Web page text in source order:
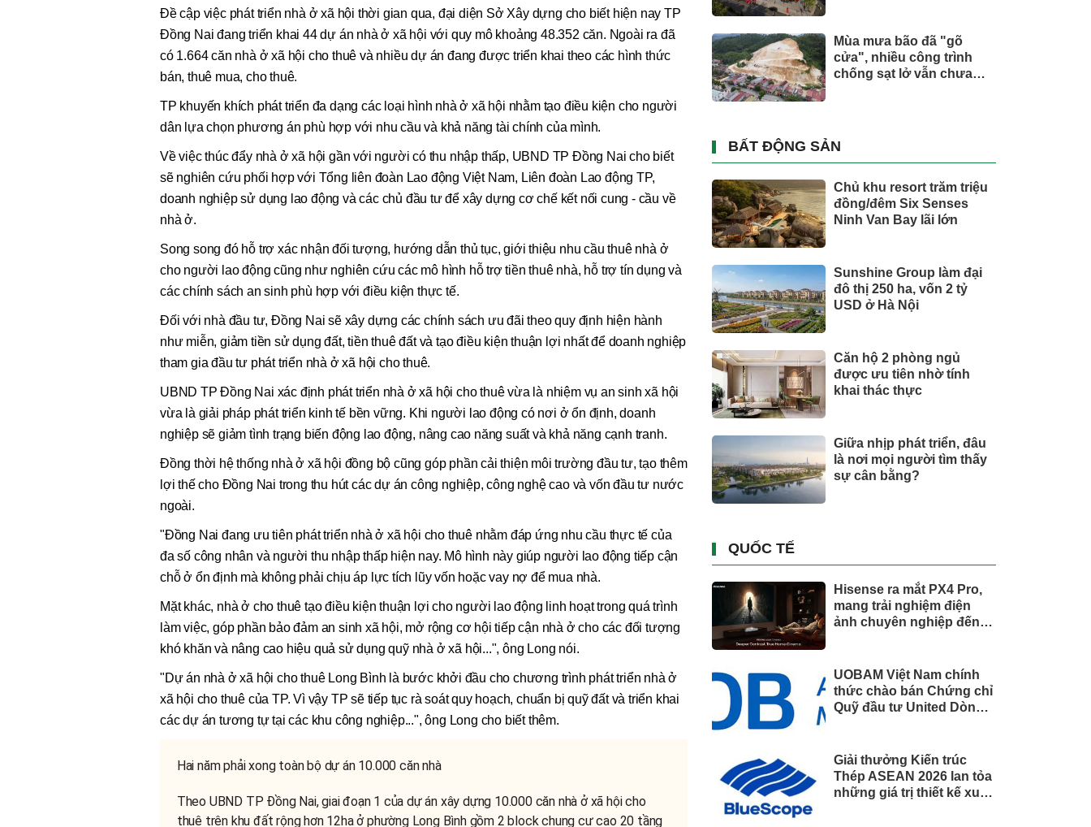
Đề cập việc phát triển nhà ở xã hội thời gian qua, đại diện Sở Xây dựng cho biết hiện nay TP
Đồng Nai đang triển khai 44 dự án nhà ở xã hội với quy mô khoảng 48.352 căn. Ngoài ra đã
có 1.664 căn nhà ở xã hội cho thuê và nhiều dự án đang được triển khai theo các hình thức
bán, thuê mua, cho thuê.
TP khuyến khích phát triển đa dạng các loại hình nhà ở xã hội nhằm tạo điều kiện cho người
dân lựa chọn phương án phù hợp với nhu cầu và khả năng tài chính của mình.
Về việc thúc đẩy nhà ở xã hội gần với người có thu nhập thấp, UBND TP Đồng Nai cho biết
sẽ nghiên cứu phối hợp với Tổng liên đoàn Lao động Việt Nam, Liên đoàn Lao động TP,
doanh nghiệp sử dụng lao động và các chủ đầu tư để xây dựng cơ chế kết nối cung - cầu về
nhà ở.
Song song đó hỗ trợ xác nhận đối tượng, hướng dẫn thủ tục, giới thiệu nhu cầu thuê nhà ở
cho người lao động cũng như nghiên cứu các mô hình hỗ trợ tiền thuê nhà, hỗ trợ tín dụng và
các chính sách an sinh phù hợp với điều kiện thực tế.
Đối với nhà đầu tư, Đồng Nai sẽ xây dựng các chính sách ưu đãi theo quy định hiện hành
như miễn, giảm tiền sử dụng đất, tiền thuê đất và tạo điều kiện thuận lợi nhất để doanh nghiệp
tham gia đầu tư phát triển nhà ở xã hội cho thuê.
UBND TP Đồng Nai xác định phát triển nhà ở xã hội cho thuê vừa là nhiệm vụ an sinh xã hội
vừa là giải pháp phát triển kinh tế bền vững. Khi người lao động có nơi ở ổn định, doanh
nghiệp sẽ giảm tình trạng biến động lao động, nâng cao năng suất và khả năng cạnh tranh.
Đồng thời hệ thống nhà ở xã hội đồng bộ cũng góp phần cải thiện môi trường đầu tư, tạo thêm
lợi thế cho Đồng Nai trong thu hút các dự án công nghiệp, công nghệ cao và vốn đầu tư nước
ngoài.
"Đồng Nai đang ưu tiên phát triển nhà ở xã hội cho thuê nhằm đáp ứng nhu cầu thực tế của
đa số công nhân và người thu nhập thấp hiện nay. Mô hình này giúp người lao động tiếp cận
chỗ ở ổn định mà không phải chịu áp lực tích lũy vốn hoặc vay nợ để mua nhà.
Mặt khác, nhà ở cho thuê tạo điều kiện thuận lợi cho người lao động linh hoạt trong quá trình
làm việc, góp phần bảo đảm an sinh xã hội, mở rộng cơ hội tiếp cận nhà ở cho các đối tượng
khó khăn và nâng cao hiệu quả sử dụng quỹ nhà ở xã hội...", ông Long nói.
"Dự án nhà ở xã hội cho thuê Long Bình là bước khởi đầu cho chương trình phát triển nhà ở
xã hội cho thuê của TP. Vì vậy TP sẽ tiếp tục rà soát quy hoạch, chuẩn bị quỹ đất và triển khai
các dự án tương tự tại các khu công nghiệp...", ông Long cho biết thêm.
Hai năm phải xong toàn bộ dự án 10.000 căn nhà
Theo UBND TP Đồng Nai, giai đoạn 1 của dự án xây dựng 10.000 căn nhà ở xã hội cho
thuê trên khu đất rộng hơn 12ha ở phường Long Bình gồm 2 block chung cư cao 20 tầng
Mùa mưa bão đã "gõ
cửa", nhiều công trình
chống sạt lở vẫn chưa
BẤT ĐỘNG SẢN
Chủ khu resort trăm triệu
đồng/đêm Six Senses
Ninh Van Bay lãi lớn
Sunshine Group làm đại
đô thị 250 ha, vốn 2 tỷ
USD ở Hà Nội
Căn hộ 2 phòng ngủ
được ưu tiên nhờ tính
khai thác thực
Giữa nhịp phát triển, đâu
là nơi mọi người tìm thấy
sự cân bằng?
QUỐC TẾ
Hisense ra mắt PX4 Pro,
mang trải nghiệm điện
ảnh chuyên nghiệp đến
UOBAM Việt Nam chính
thức chào bán Chứng chỉ
Quỹ đầu tư United Dòng
Giải thưởng Kiến trúc
Thép ASEAN 2026 lan tỏa
những giá trị thiết kế xuất